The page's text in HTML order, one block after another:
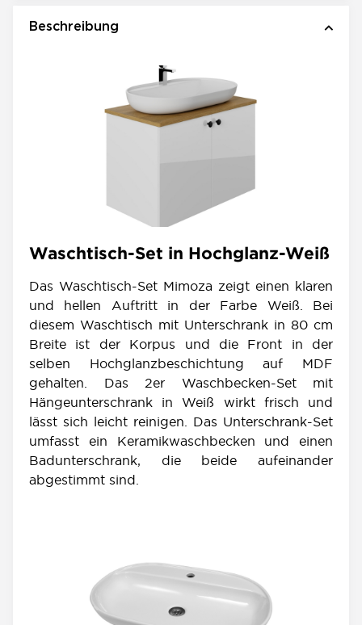
Beschreibung
Waschtisch-Set in Hochglanz-Weiß
Das Waschtisch-Set Mimoza zeigt einen klaren
und hellen Auftritt in der Farbe Weiß. Bei
diesem Waschtisch mit Unterschrank in 80 cm
Breite ist der Korpus und die Front in der
selben Hochglanzbeschichtung auf MDF
gehalten. Das 2er Waschbecken-Set mit
Hängeunterschrank in Weiß wirkt frisch und
lässt sich leicht reinigen. Das Unterschrank-Set
umfasst ein Keramikwaschbecken und einen
Badunterschrank, die beide aufeinander
abgestimmt sind.